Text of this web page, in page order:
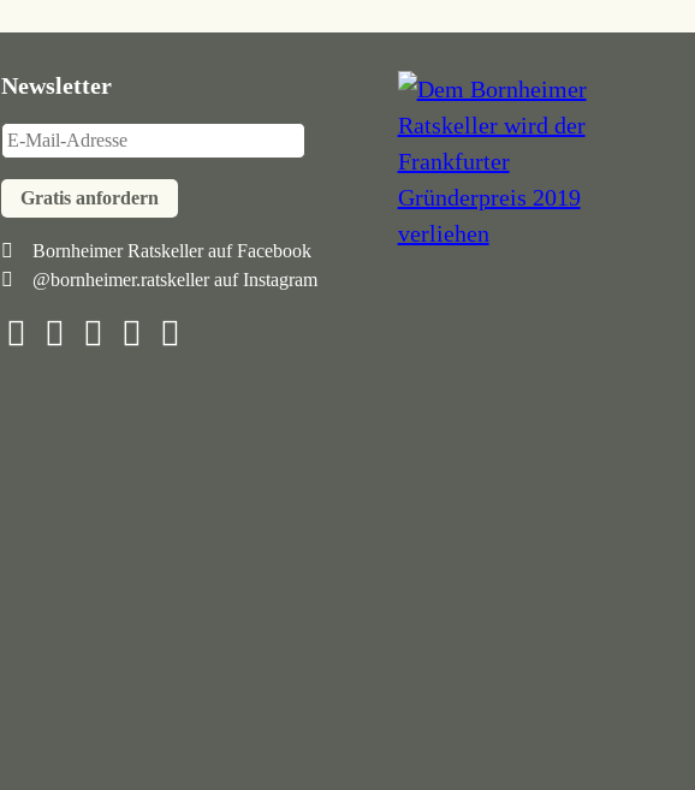
Newsletter
Gratis anfordern
Navigation
überspringen
Bornheimer Ratskeller auf Facebook
@bornheimer.ratskeller auf Instagram